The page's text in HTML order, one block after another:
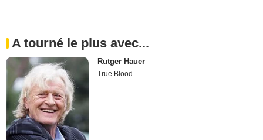
A tourné le plus avec...
Rutger Hauer
True Blood